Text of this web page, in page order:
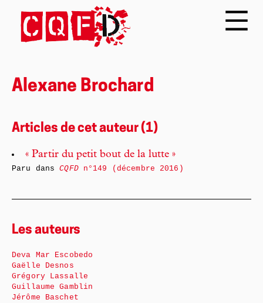
Alexane Brochard
Articles de cet auteur (1)
« Partir du petit bout de la lutte »
Paru dansCQFDn°149 (décembre 2016)
Les auteurs
Deva Mar Escobedo
Gaëlle Desnos
Grégory Lassalle
Guillaume Gamblin
Jérôme Baschet